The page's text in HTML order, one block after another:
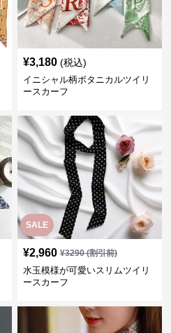
¥3,180 (税込)
イニシャル柄ボタニカルツイリ
ースカーフ
SALE
¥2,960 ¥3290(割引前)
水玉模様が可愛いスリムツイリ
ースカーフ